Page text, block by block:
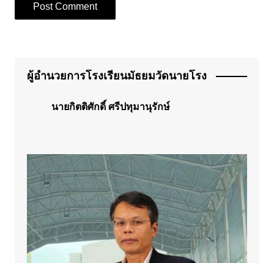
ผู้อำนวยการโรงเรียนมัธยมวัดนายโรง
นายกิตติศักดิ์ ศรีปทุมานุรักษ์